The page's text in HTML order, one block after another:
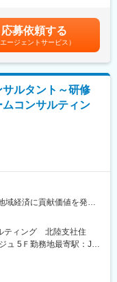
策検討、実行支援、成
サポートします。
ル調整、プロジェクト
ールの導入
ランスよく在籍してお
業務を進めています。
応じて支給される場合が
選考を通じて上下する
を含めた表記です。
応募依頼する
エージェントサービス）
サルタント～研修
コンサルティン
域経済に貢献価値を発揮
きます。理念を実装さ
ベースとした長期ビジ
実装、グローバル戦略
ンサルティングを目指
】
ティング 北陸支社住
ュ 5Ｆ勤務地最寄駅：JR